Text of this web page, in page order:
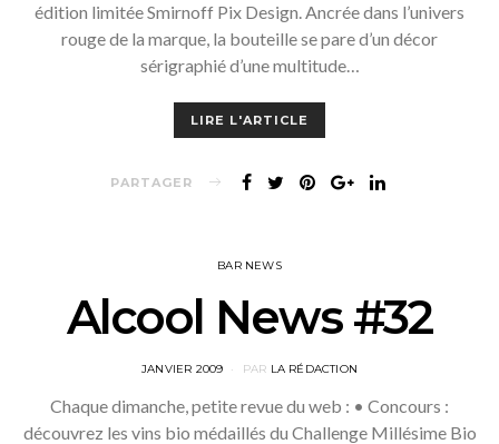
édition limitée Smirnoff Pix Design. Ancrée dans l’univers
rouge de la marque, la bouteille se pare d’un décor
sérigraphié d’une multitude…
LIRE L'ARTICLE
PARTAGER
BAR NEWS
Alcool News #32
POSTED
JANVIER 2009 PAR LA RÉDACTION
Chaque dimanche, petite revue du web : • Concours :
découvrez les vins bio médaillés du Challenge Millésime Bio